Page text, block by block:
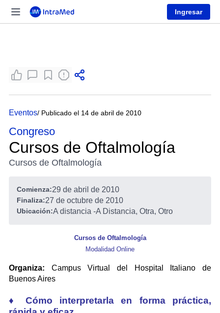
Ingresar
Eventos/ Publicado el 14 de abril de 2010
Congreso
Cursos de Oftalmología
Cursos de Oftalmología
Comienza:29 de abril de 2010
Finaliza:27 de octubre de 2010
Ubicación:A distancia -A Distancia, Otra, Otro
Cursos de Oftalmología
Modalidad Online
Organiza: Campus Virtual del Hospital Italiano de
Buenos Aires
♦ Cómo interpretarla en forma práctica,